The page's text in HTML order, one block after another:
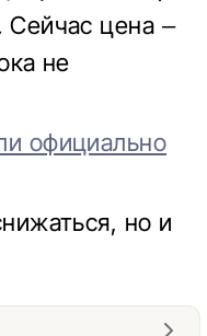
Сейчас цена –
не
официально
но и